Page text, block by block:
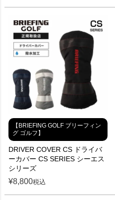
【BRIEFING GOLF ブリーフィン
グ ゴルフ】
DRIVER COVER CS ドライバ
ーカバー CS SERIES シーエス
シリーズ
¥8,800税込